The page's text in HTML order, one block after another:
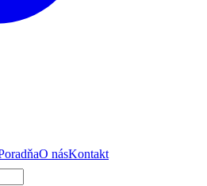
O násKontakt